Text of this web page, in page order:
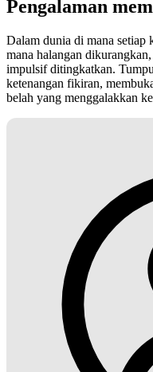
Pengalaman
Dalam dunia di mana setiap
mana halangan
impulsif ditingkatkan.
ketenangan fikiran,
belah yang menggalakkan